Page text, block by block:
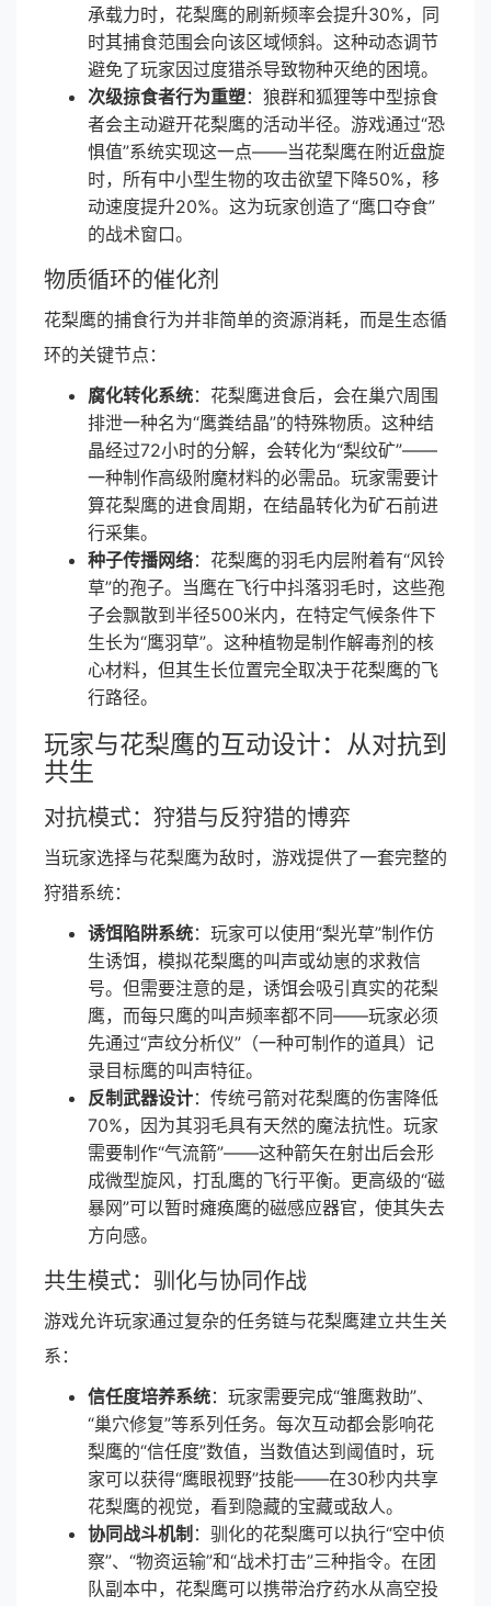
承载力时，花梨鹰的刷新频率会提升30%，同
时其捕食范围会向该区域倾斜。这种动态调节
避免了玩家因过度猎杀导致物种灭绝的困境。
次级掠食者行为重塑：狼群和狐狸等中型掠食
者会主动避开花梨鹰的活动半径。游戏通过“恐
惧值”系统实现这一点——当花梨鹰在附近盘旋
时，所有中小型生物的攻击欲望下降50%，移
动速度提升20%。这为玩家创造了“鹰口夺食”
的战术窗口。
物质循环的催化剂
花梨鹰的捕食行为并非简单的资源消耗，而是生态循
环的关键节点：
腐化转化系统：花梨鹰进食后，会在巢穴周围
排泄一种名为“鹰粪结晶”的特殊物质。这种结
晶经过72小时的分解，会转化为“梨纹矿”——
一种制作高级附魔材料的必需品。玩家需要计
算花梨鹰的进食周期，在结晶转化为矿石前进
行采集。
种子传播网络：花梨鹰的羽毛内层附着有“风铃
草”的孢子。当鹰在飞行中抖落羽毛时，这些孢
子会飘散到半径500米内，在特定气候条件下
生长为“鹰羽草”。这种植物是制作解毒剂的核
心材料，但其生长位置完全取决于花梨鹰的飞
行路径。
玩家与花梨鹰的互动设计：从对抗到
共生
对抗模式：狩猎与反狩猎的博弈
当玩家选择与花梨鹰为敌时，游戏提供了一套完整的
狩猎系统：
诱饵陷阱系统：玩家可以使用“梨光草”制作仿
生诱饵，模拟花梨鹰的叫声或幼崽的求救信
号。但需要注意的是，诱饵会吸引真实的花梨
鹰，而每只鹰的叫声频率都不同——玩家必须
先通过“声纹分析仪”（一种可制作的道具）记
录目标鹰的叫声特征。
反制武器设计：传统弓箭对花梨鹰的伤害降低
70%，因为其羽毛具有天然的魔法抗性。玩家
需要制作“气流箭”——这种箭矢在射出后会形
成微型旋风，打乱鹰的飞行平衡。更高级的“磁
暴网”可以暂时瘫痪鹰的磁感应器官，使其失去
方向感。
共生模式：驯化与协同作战
游戏允许玩家通过复杂的任务链与花梨鹰建立共生关
系：
信任度培养系统：玩家需要完成“雏鹰救助”、
“巢穴修复”等系列任务。每次互动都会影响花
梨鹰的“信任度”数值，当数值达到阈值时，玩
家可以获得“鹰眼视野”技能——在30秒内共享
花梨鹰的视觉，看到隐藏的宝藏或敌人。
协同战斗机制 ：驯化的花梨鹰可以执行“空中侦
察”、“物资运输”和“战术打击”三种指令。在团
队副本中，花梨鹰可以携带治疗药水从高空投